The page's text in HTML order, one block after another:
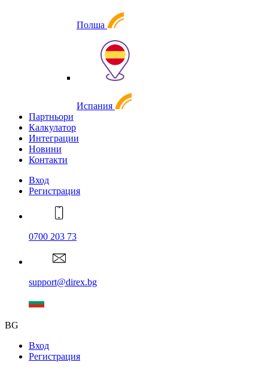
Полша
Испания
Партньори
Калкулатор
Интеграции
Новини
Контакти
Вход
Регистрация
0700 203 73
support@direx.bg
BG
Вход
Регистрация